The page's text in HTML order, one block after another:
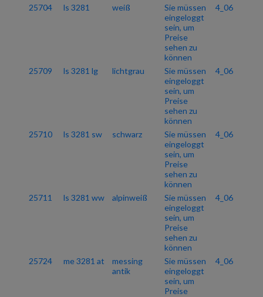
25704 ls 3281 weiß
Sie müssen
eingeloggt
sein, um
Preise
sehen zu
können
4_06
25709 ls 3281 lg lichtgrau
Sie müssen
eingeloggt
sein, um
Preise
sehen zu
können
4_06
25710 ls 3281 sw schwarz
Sie müssen
eingeloggt
sein, um
Preise
sehen zu
können
4_06
25711 ls 3281 ww alpinweiß
Sie müssen
eingeloggt
sein, um
Preise
sehen zu
können
4_06
25724 me 3281 at
messing
antik
Sie müssen
eingeloggt
sein, um
Preise
4_06